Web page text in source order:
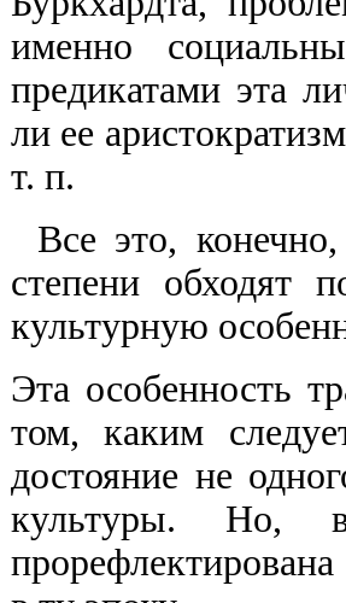
именно
предикатами эта
ли ее
т. п.
Все это,
степени обходят
культурную
Эта особенность
том, каким
достояние не
культуры. Но,